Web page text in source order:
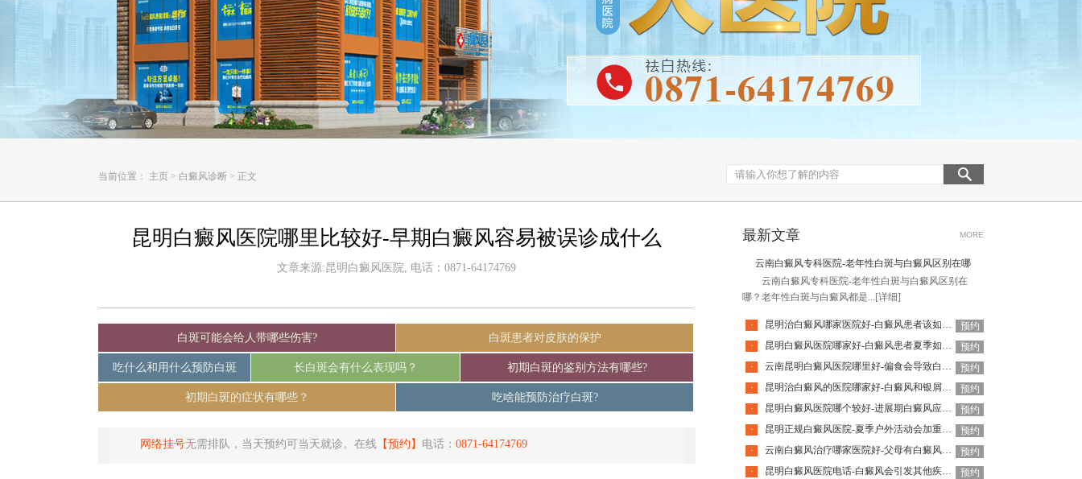
当前位置： 主页 > 白癜风诊断 > 正文
昆明白癜风医院哪里比较好-早期白癜风容易被误诊成什么
文章来源:昆明白癜风医院, 电话：0871-64174769
白斑可能会给人带哪些伤害? 白斑患者对皮肤的保护
吃什么和用什么预防白斑 长白斑会有什么表现吗？ 初期白斑的鉴别方法有哪些?
初期白斑的症状有哪些？ 吃啥能预防治疗白斑?
网络挂号无需排队，当天预约可当天就诊。在线 【预约】 电话： 0871-64174769
最新文章 MORE
云南白癜风专科医院-老年性白斑与白癜风区别在哪
云南白癜风专科医院-老年性白斑与白癜风区别在
哪？老年性白斑与白癜风都是... [详细]
· 昆明治白癜风哪家医院好-白癜风患者该如何选择护肤品
预约
·
昆明白癜风医院哪家好-白癜风患者夏季如何科学护肤
预约
·
云南昆明白癜风医院哪里好-偏食会导致白癜风扩散吗
预约
·
昆明治白癜风的医院哪家好-白癜风和银屑病会同时发生吗
预约
·
昆明白癜风医院哪个较好-进展期白癜风应避免什么
预约
·
昆明正规白癜风医院-夏季户外活动会加重白癜风吗
预约
·
云南白癜风治疗哪家医院好-父母有白癜风孩子一定会患病吗
预约
·
昆明白癜风医院电话-白癜风会引发其他疾病吗 预约